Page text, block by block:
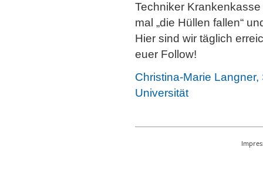
Techniker
mal „die Hüllen fallen“
Hier sind wir täglich
euer Follow!
Christina-Marie
Universität